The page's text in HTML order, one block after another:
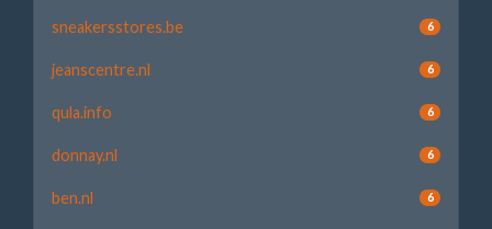
sneakersstores.be 6
jeanscentre.nl 6
qula.info 6
donnay.nl 6
ben.nl 6